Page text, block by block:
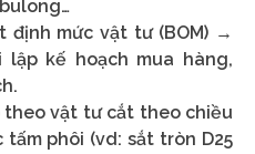
định mức vật tư (BOM) →
kế hoạch mua hàng,
theo vật tư cắt theo chiều
phôi (vd: sắt tròn D25